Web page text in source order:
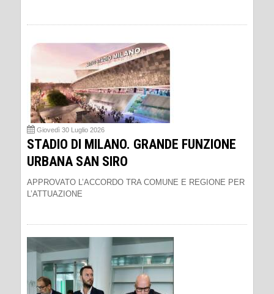
Giovedì 30 Luglio 2026
STADIO DI MILANO. GRANDE FUNZIONE
URBANA SAN SIRO
APPROVATO L’ACCORDO TRA COMUNE E REGIONE PER
L’ATTUAZIONE